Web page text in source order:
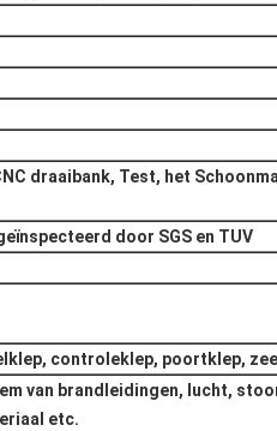
draaibank, Test, het
door SGS en TUV
controleklep, poortklep,
van brandleidingen, lucht,
etc.